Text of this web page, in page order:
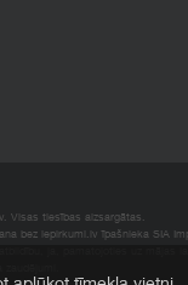
Visas tiesības aizsargātas.
bez iepirkumi.lv īpašnieka SIA